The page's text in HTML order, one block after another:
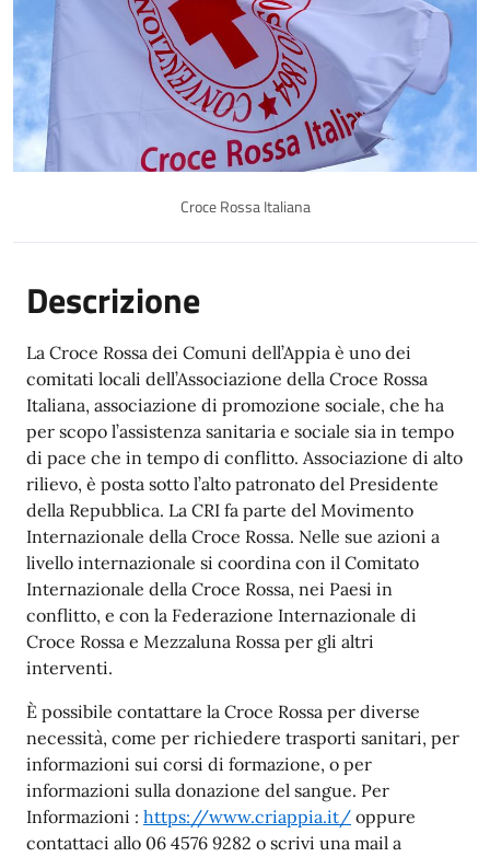
Croce Rossa Italiana
Descrizione
La Croce Rossa dei Comuni dell’Appia è uno dei
comitati locali dell’Associazione della Croce Rossa
Italiana, associazione di promozione sociale, che ha
per scopo l’assistenza sanitaria e sociale sia in tempo
di pace che in tempo di conflitto. Associazione di alto
rilievo, è posta sotto l’alto patronato del Presidente
della Repubblica. La CRI fa parte del Movimento
Internazionale della Croce Rossa. Nelle sue azioni a
livello internazionale si coordina con il Comitato
Internazionale della Croce Rossa, nei Paesi in
conflitto, e con la Federazione Internazionale di
Croce Rossa e Mezzaluna Rossa per gli altri
interventi.
È possibile contattare la Croce Rossa per diverse
necessità, come per richiedere trasporti sanitari, per
informazioni sui corsi di formazione, o per
informazioni sulla donazione del sangue. Per
Informazioni : https://www.criappia.it/ oppure
contattaci allo 06 4576 9282 o scrivi una mail a